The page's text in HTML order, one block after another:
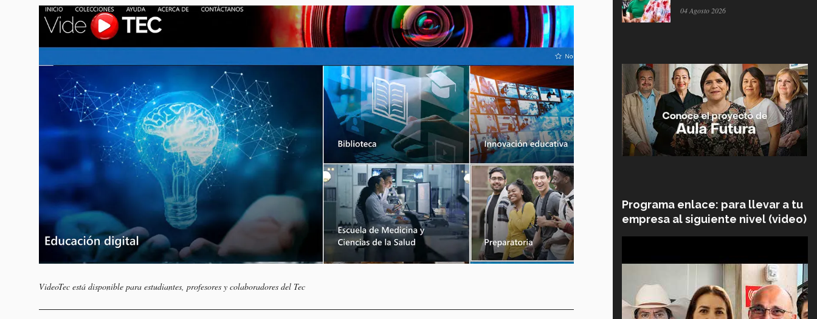
VideoTec está disponible para estudiantes, profesores y colaboradores del Tec
04 Agosto 2026
Programa enlace: para llevar a tu
empresa al siguiente nivel (video)